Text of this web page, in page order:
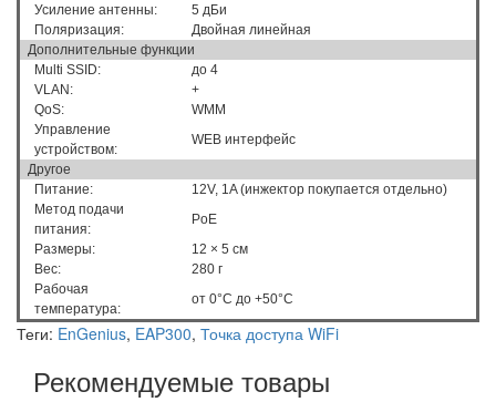
Усиление антенны:
5 дБи
Поляризация:
Двойная линейная
Дополнительные функции
Multi SSID:
до 4
VLAN:
+
QoS:
WMM
Управление
устройством:
WEB интерфейс
Другое
Питание:
12V, 1A (инжектор покупается отдельно)
Метод подачи
питания:
PoE
Размеры:
12 × 5 см
Вес:
280 г
Рабочая
температура:
от 0°C до +50°С
Теги: EnGenius, EAP300, Точка доступа WiFi
Рекомендуемые товары